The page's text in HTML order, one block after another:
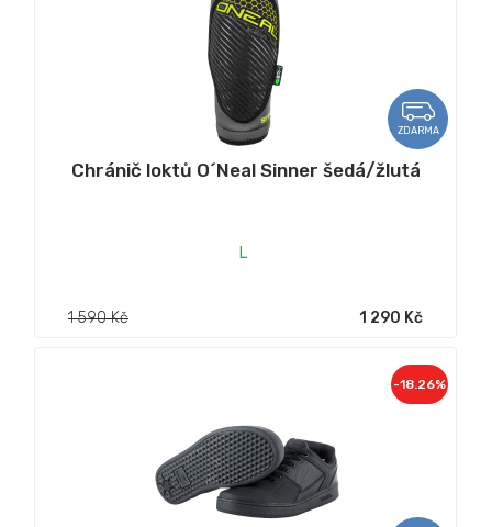
ZDARMA
Chránič loktů O´Neal Sinner šedá/žlutá
L
1 590 Kč 1 290 Kč
-18.26%